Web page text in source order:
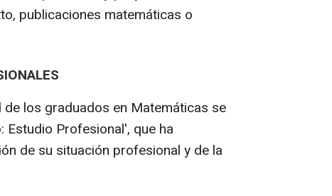
publicaciones matemáticas o
los graduados en Matemáticas se
Estudio Profesional', que ha
de su situación profesional y de la